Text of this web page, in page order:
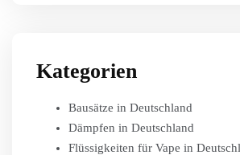
Kategorien
Bausätze in Deutschland
Dämpfen in Deutschland
Flüssigkeiten für Vape in